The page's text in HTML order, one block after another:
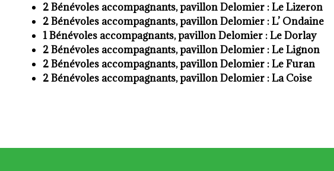
2 Bénévoles accompagnants, pavillon Delomier : Le Lizeron
2 Bénévoles accompagnants, pavillon Delomier : L’ Ondaine
1 Bénévoles accompagnants, pavillon Delomier : Le Dorlay
2 Bénévoles accompagnants, pavillon Delomier : Le Lignon
2 Bénévoles accompagnants, pavillon Delomier : Le Furan
2 Bénévoles accompagnants, pavillon Delomier : La Coise